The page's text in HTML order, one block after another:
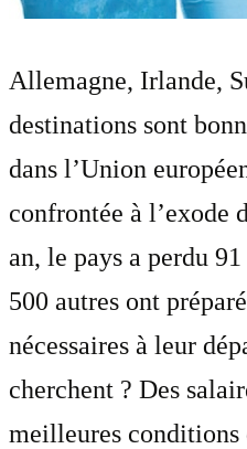
Allemagne, Irlande,
destinations sont
dans l’Union
confrontée à l’exode
an, le pays a perdu
500 autres ont
nécessaires à leur
cherchent ? Des
meilleures conditions